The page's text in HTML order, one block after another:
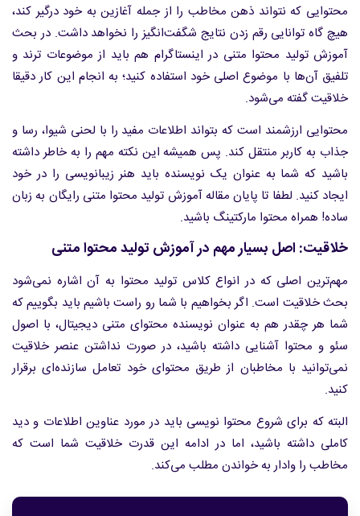
محتوایی که نتواند ذهن مخاطب را از جمله آغازین به خود درگیر کند،
هیچ گاه توانایی رقم زدن نتایج شگفت‌انگیز را نخواهد داشت. در بحث
آموزش تولید محتوا متنی در اینستاگرام هم باید از موضوعات ترند و
تلفیق آن‌ها با موضوع اصلی خود استفاده کنید؛ به انجام این کار دقیقا
خلاقیت گفته می‌شود.
محتوایی ارزشمند است که بتواند اطلاعات مفید را با لحنی شیوا، رسا و
جذاب به کاربر منتقل کند. پس همیشه این نکته مهم را به خاطر داشته
باشید که شما به عنوان یک نویسنده باید هنر زیبانویسی را در خود
ایجاد کنید. لطفا تا پایان مقاله آموزش تولید محتوا متنی رایگان به زبان
ساده! همراه محتوا مارکتینگ باشید.
خلاقیت: اصل بسیار مهم در آموزش تولید محتوا متنی
مهم‌ترین اصلی که در انواع کلاس تولید محتوا به آن اشاره نمی‌شود
بحث خلاقیت است. اگر بخواهیم با شما رو راست باشیم باید بگوییم که
شما هر چقدر هم به عنوان نویسنده محتوای متنی دیجیتال، با اصول
سئو و محتوا آشنایی داشته باشید، در صورت نداشتن عنصر خلاقیت
نمی‌توانید با مخاطبان از طریق محتوای خود تعامل سازنده‌ای برقرار
کنید.
البته که برای شروع محتوا نویسی باید در مورد عناوین اطلاعات و دید
کاملی داشته باشید، اما در ادامه این قدرت خلاقیت شما است که
مخاطب را وادار به خواندن مطلب می‌کند.